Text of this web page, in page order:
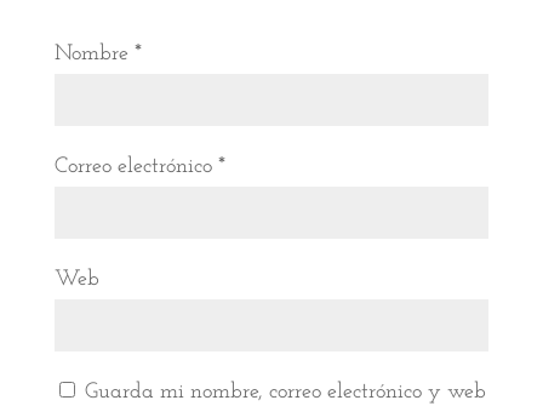
Nombre *
Correo electrónico *
Web
Guarda mi nombre, correo electrónico y web